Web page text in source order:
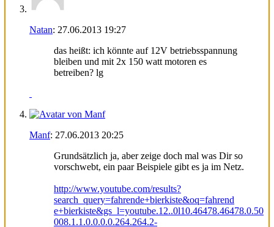
Natan: 27.06.2013 19:27
das heißt: ich könnte auf 12V betriebsspannung
bleiben und mit 2x 150 watt motoren es
betreiben? lg
Manf: 27.06.2013 20:25
Grundsätzlich ja, aber zeige doch mal was Dir so
vorschwebt, ein paar Beispiele gibt es ja im Netz.
http://www.youtube.com/results?
search_query=fahrende+bierkiste&oq=fahrend
e+bierkiste&gs_l=youtube.12..0l10.46478.46478.0.50
008.1.1.0.0.0.0.264.264.2-